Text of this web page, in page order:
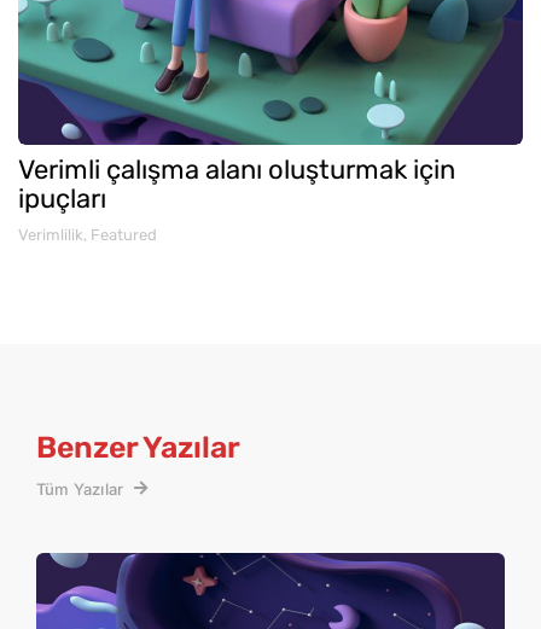
Verimli çalışma alanı oluşturmak için
ipuçları
Verimlilik, Featured
Benzer Yazılar
Tüm Yazılar